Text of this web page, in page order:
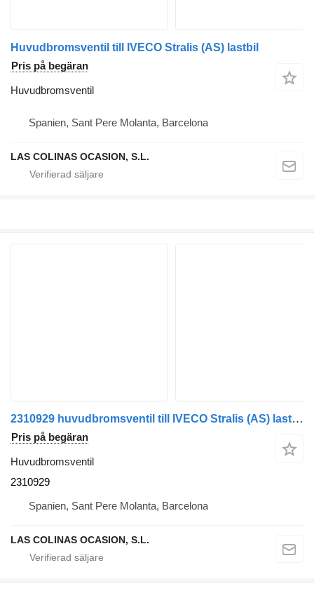
Huvudbromsventil till IVECO Stralis (AS) lastbil
Pris på begäran
Huvudbromsventil
Spanien, Sant Pere Molanta, Barcelona
LAS COLINAS OCASION, S.L.
2310929 huvudbromsventil till IVECO Stralis (AS) lastbil
Pris på begäran
Huvudbromsventil
2310929
Spanien, Sant Pere Molanta, Barcelona
LAS COLINAS OCASION, S.L.